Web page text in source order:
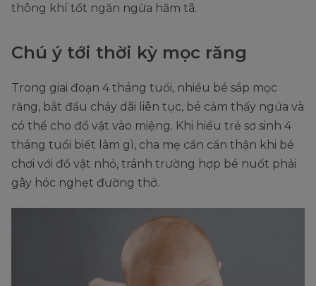
thông khí tốt ngăn ngừa hăm tã.
Chú ý tới thời kỳ mọc răng
Trong giai đoạn 4 tháng tuổi, nhiều bé sắp mọc
răng, bắt đầu chảy dãi liên tục, bé cảm thấy ngứa và
có thể cho đồ vật vào miệng. Khi hiểu trẻ sơ sinh 4
tháng tuổi biết làm gì, cha mẹ cần cẩn thận khi bé
chơi với đồ vật nhỏ, tránh trường hợp bé nuốt phải
gây hóc nghẹt đường thở.